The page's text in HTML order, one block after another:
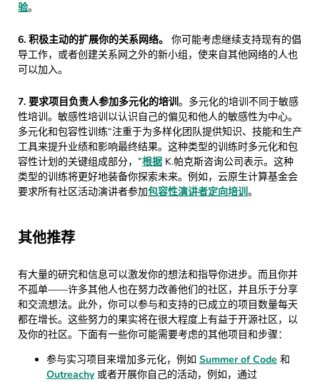
验。
6. 积极主动的扩展你的关系网络。
你可能考虑继续支持现有的倡
导工作，或者创建关系网之外的新小组，使来自其他网络的人也
可以加入。
7. 要求项目负责人参加多元化的培训。多元化的培训不同于敏感
性培训。敏感性培训以认识自己的偏见和他人的敏感性为中心。
多元化和包容性训练“注重于为多样化团队提供知识、技能和生产
工具来提升业绩和影响最终结果。这种类型的训练时多元化和包
容性计划的关键组成部分，”根据 K.帕克斯咨询公司表示。这种
类型的训练将更好地装备你探索未来。例如，云原生计算基金会
要求所有社区活动演讲者参加包容性演讲者定向培训。
其他推荐
有大量的研究和信息可以激发你的想法和指导你进步。而且你并
不孤单——许多其他人也在努力改善他们的社区，并且乐于分享
和交流想法。此外，你可以参与和支持的已成立的项目数量每天
都在增长。这些努力的果实将在很大程度上有益于开源社区，以
及你的社区。下面有一些你可能需要考虑的其他项目和步骤：
参与实习项目来增加多元化，例如 Summer of Code 和
Outreachy 或者开展你自己的活动，例如，通过